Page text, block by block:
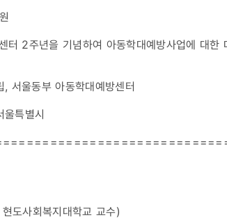
터 2주년을 기념하여 아동학대예방사업에 대
서울동부 아동학대예방센터
특별시
도사회복지대학교 교수)